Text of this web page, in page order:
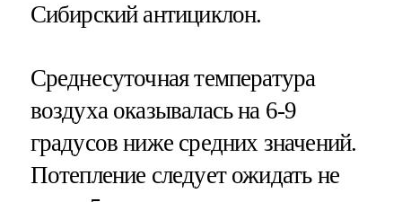
Сибирский антициклон.
Среднесуточная температура
воздуха оказывалась на 6-9
градусов ниже средних значений.
Потепление следует ожидать не